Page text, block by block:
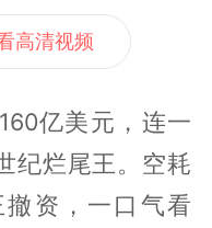
高清视频
亿美元，连一
纪烂尾王。空耗
资，一口气看